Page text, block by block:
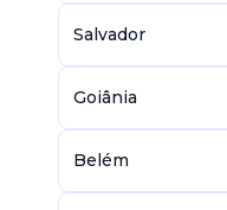
Salvador
Goiânia
Belém